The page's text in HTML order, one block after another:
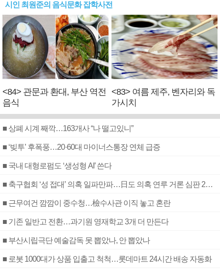
시인 최원준의 음식문화 잡학사전
<84> 관문과 환대, 부산 역전
음식
<83> 여름 제주, 벤자리와 독
가시치
■ 상폐 시계 째깍…163개사 “나 떨고있니”
■ ‘빚투’ 후폭풍…20·60대 마이너스통장 연체 급증
■ 국내 대형로펌도 ‘생성형 AI’ 쓴다
■ 축구협회 ‘성 접대’ 의혹 일파만파…日도 의혹 연루 거론 심판 2명 조사
■ 근무여건 깜깜이 중수청…檢수사관 이직 놓고 혼란
■ 기존 일반고 전환…과기원 영재학교 3개 더 만든다
■ 부산시립극단 예술감독 못 뽑았나, 안 뽑았나
■ 로봇 1000대가 상품 입출고 척척…롯데마트 24시간 배송 자동화